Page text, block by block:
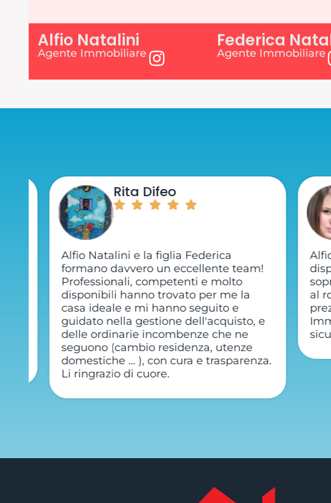
Alfio Natalini
Agente Immobiliare
Federica
Agente Immobiliare
Rita Difeo
Alfio Natalini e la figlia Federica
formano davvero un eccellente team!
Professionali, competenti e molto
disponibili hanno trovato per me la
casa ideale e mi hanno seguito e
guidato nella gestione dell'acquisto, e
delle ordinarie incombenze che ne
seguono (cambio residenza, utenze
domestiche … ), con cura e trasparenza.
Li ringrazio di cuore.
Alfio
al